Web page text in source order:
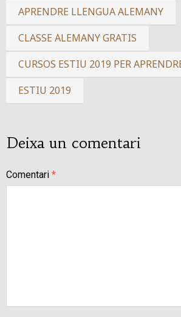
APRENDRE LLENGUA ALEMANY
CLASSE ALEMANY GRATIS
CURSOS ESTIU 2019 PER
ESTIU 2019
Deixa un comentari
Comentari *